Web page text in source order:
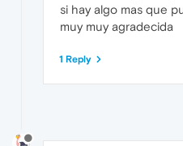
si hay algo mas que
muy muy agradecida
1 Reply